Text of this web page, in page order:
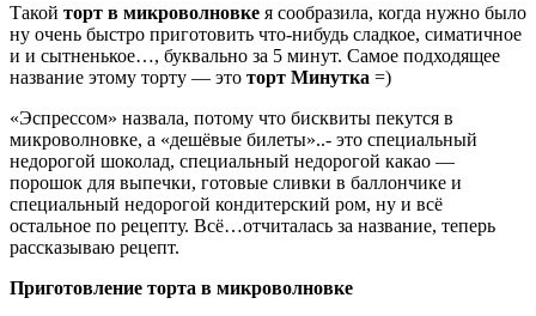
Такой торт в микроволновке я сообразила, когда нужно было
ну очень быстро приготовить что-нибудь сладкое, симатичное
и и сытненькое…, буквально за 5 минут. Самое подходящее
название этому торту — это торт Минутка =)
«Эспрессом» назвала, потому что бисквиты пекутся в
микроволновке, а «дешёвые билеты»..- это специальный
недорогой шоколад, специальный недорогой какао —
порошок для выпечки, готовые сливки в баллончике и
специальный недорогой кондитерский ром, ну и всё
остальное по рецепту. Всё…отчиталась за название, теперь
рассказываю рецепт.
Приготовление торта в микроволновке